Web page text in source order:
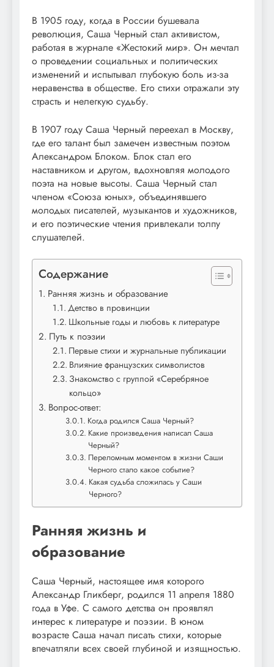
В 1905 году, когда в России бушевала
революция, Саша Черный стал активистом,
работая в журнале «Жестокий мир». Он мечтал
о проведении социальных и политических
изменений и испытывал глубокую боль из-за
неравенства в обществе. Его стихи отражали эту
страсть и нелегкую судьбу.
В 1907 году Саша Черный переехал в Москву,
где его талант был замечен известным поэтом
Александром Блоком. Блок стал его
наставником и другом, вдохновляя молодого
поэта на новые высоты. Саша Черный стал
членом «Союза юных», объединявшего
молодых писателей, музыкантов и художников,
и его поэтические чтения привлекали толпу
слушателей.
Содержание
Ранняя жизнь и образование
Детство в провинции
Школьные годы и любовь к литературе
Путь к поэзии
Первые стихи и журнальные публикации
Влияние французских символистов
Знакомство с группой «Серебряное
кольцо»
Вопрос-ответ:
Когда родился Саша Черный?
Какие произведения написал Саша
Черный?
Переломным моментом в жизни Саши
Черного стало какое событие?
Какая судьба сложилась у Саши
Черного?
Ранняя жизнь и
образование
Саша Черный, настоящее имя которого
Александр Гликберг, родился 11 апреля 1880
года в Уфе. С самого детства он проявлял
интерес к литературе и поэзии. В юном
возрасте Саша начал писать стихи, которые
впечатляли всех своей глубиной и изящностью.